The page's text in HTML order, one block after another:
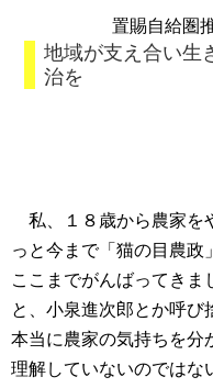
置賜自給
地域が支え合い生
治を
私、１８歳から農家を
っと今まで「猫の目農政
ここまでがんばってきま
と、小泉進次郎とか呼び
本当に農家の気持ちを分
理解していないのではな